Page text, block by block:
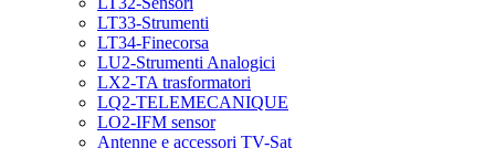
LT33-Strumenti
LT34-Finecorsa
LU2-Strumenti Analogici
LX2-TA trasformatori
LQ2-TELEMECANIQUE
LO2-IFM sensor
Antenne e accessori TV-Sat